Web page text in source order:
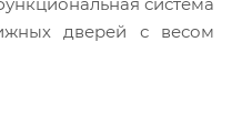
дверей с весом